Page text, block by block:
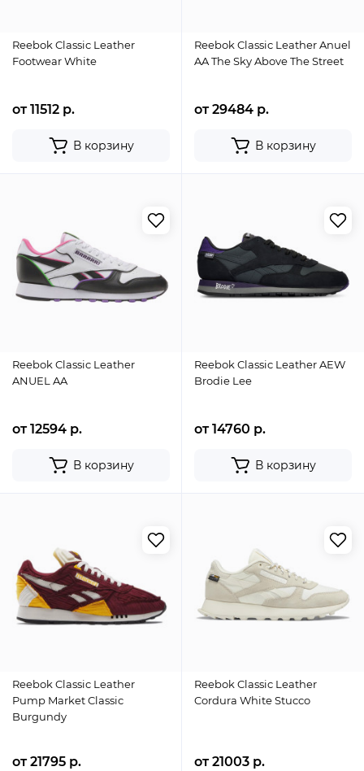
Reebok Classic Leather
Footwear White
от 11512 р.
В корзину
Reebok Classic Leather Anuel
AA The Sky Above The Street
от 29484 р.
В корзину
Reebok Classic Leather
ANUEL AA
от 12594 р.
В корзину
Reebok Classic Leather AEW
Brodie Lee
от 14760 р.
В корзину
Reebok Classic Leather
Pump Market Classic
Burgundy
от 21795 р.
Reebok Classic Leather
Cordura White Stucco
от 21003 р.